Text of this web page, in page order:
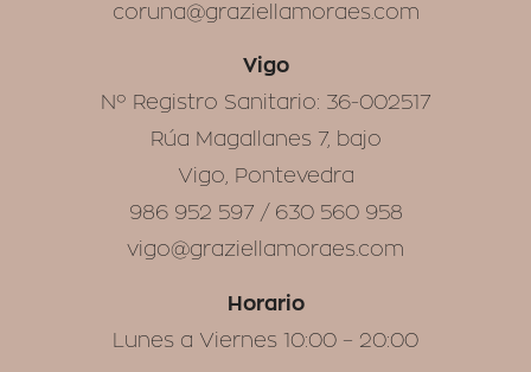
coruna@graziellamoraes.com
Vigo
Nº Registro Sanitario: 36-002517
Rúa Magallanes 7, bajo
Vigo, Pontevedra
986 952 597 / 630 560 958
vigo@graziellamoraes.com
Horario
Lunes a Viernes 10:00 – 20:00